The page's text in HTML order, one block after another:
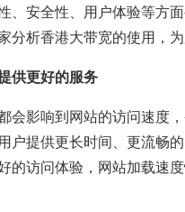
、安全性、用户体验等方
析香港大带宽的使用，
供更好的服务
会影响到网站的访问速度
户提供更长时间、更流畅
的访问体验，网站加载速